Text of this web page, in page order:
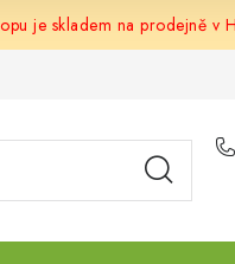
je skladem na prodejně v
platba